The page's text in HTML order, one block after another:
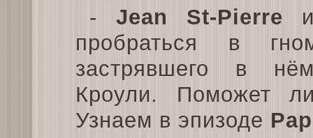
- Jean St-Pierre
пробраться в
застрявшего в
Кроули. Поможет
Узнаем в эпизоде